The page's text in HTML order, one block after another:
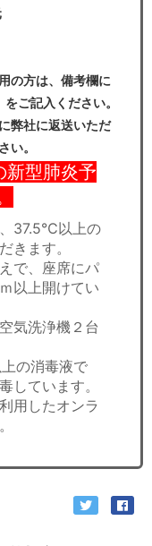
の方は、備考欄に
ご記入ください。
弊社に返送いただ
い。
新型肺炎予
、37.5℃以上の
きます。
で、座席にパ
以上開けてい
気洗浄機２台
の消毒液で
しています。
用したオンラ